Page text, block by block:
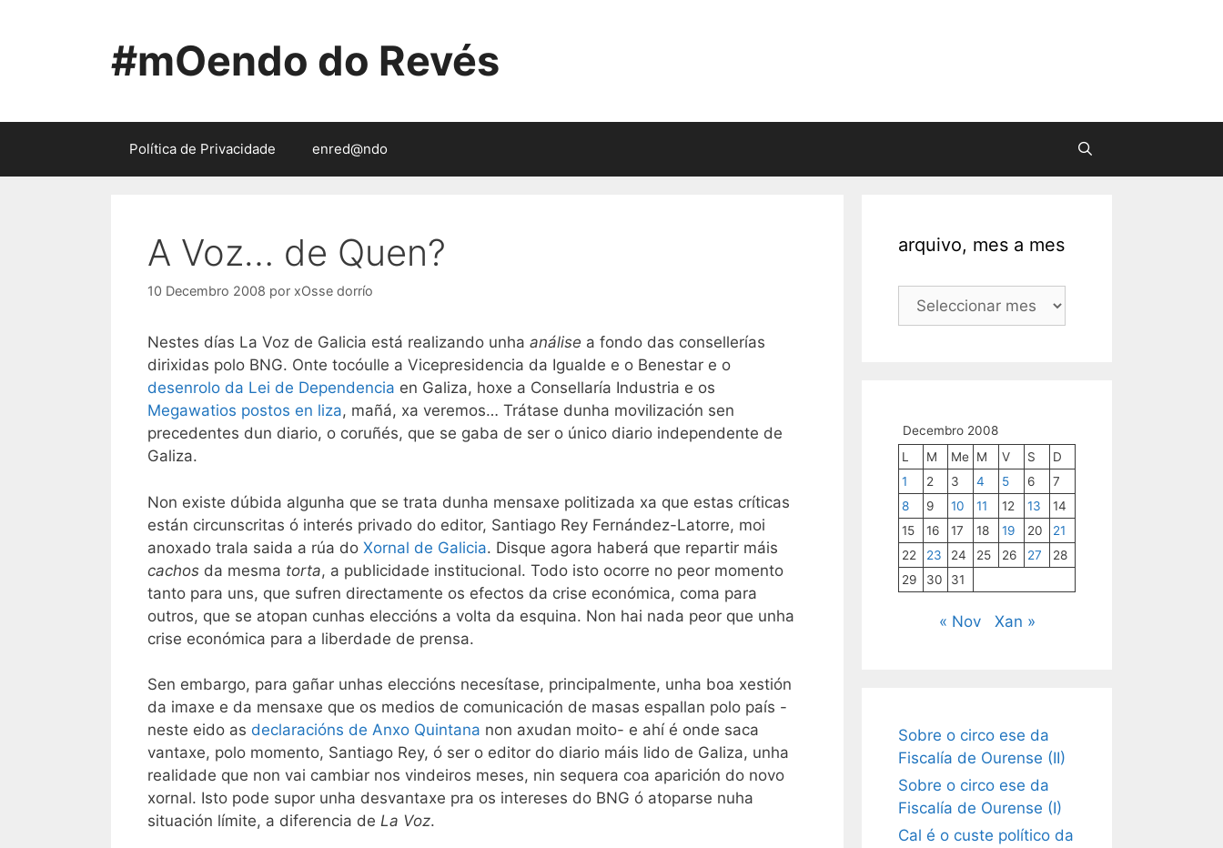
#mOendo do Revés
Política de Privacidade enred@ndo
A Voz… de Quen?
10 Decembro 2008 por xOsse dorrío
Nestes días La Voz de Galicia está realizando unha análise a fondo das consellerías
dirixidas polo BNG. Onte tocóulle a Vicepresidencia da Igualde e o Benestar e o
desenrolo da Lei de Dependencia en Galiza, hoxe a Consellaría Industria e os
Megawatios postos en liza, mañá, xa veremos… Trátase dunha movilización sen
precedentes dun diario, o coruñés, que se gaba de ser o único diario independente de
Galiza.
Non existe dúbida algunha que se trata dunha mensaxe politizada xa que estas críticas
están circunscritas ó interés privado do editor, Santiago Rey Fernández-Latorre, moi
anoxado trala saida a rúa do Xornal de Galicia. Disque agora haberá que repartir máis
cachos da mesma torta, a publicidade institucional. Todo isto ocorre no peor momento
tanto para uns, que sufren directamente os efectos da crise económica, coma para
outros, que se atopan cunhas eleccións a volta da esquina. Non hai nada peor que unha
crise económica para a liberdade de prensa.
Sen embargo, para gañar unhas eleccións necesítase, principalmente, unha boa xestión
da imaxe e da mensaxe que os medios de comunicación de masas espallan polo país -
neste eido as declaracións de Anxo Quintana non axudan moito- e ahí é onde saca
vantaxe, polo momento, Santiago Rey, ó ser o editor do diario máis lido de Galiza, unha
realidade que non vai cambiar nos vindeiros meses, nin sequera coa aparición do novo
xornal. Isto pode supor unha desvantaxe pra os intereses do BNG ó atoparse nuha
situación límite, a diferencia de La Voz.
arquivo, mes a mes
arquivo,
Decembro 2008
L
M Me M V S
D
1
2 3 4 5 6
7
8
9 10 11 12 13
14
15
16 17 18 19 20
21
22
23 24 25 26 27
28
29
30 31
« Nov Xan »
Sobre o circo ese da
Fiscalía de Ourense (II)
Sobre o circo ese da
Fiscalía de Ourense (I)
Cal é o custe político da